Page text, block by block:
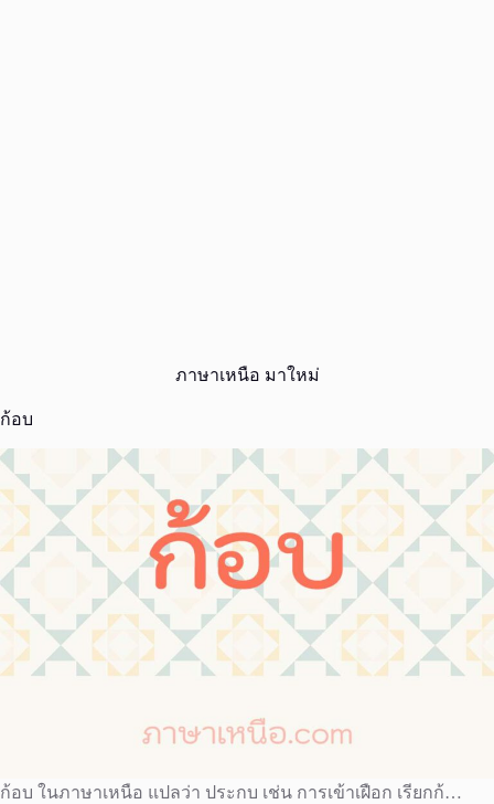
ภาษาเหนือ มาใหม่
ก้อบ
ก้อบ ในภาษาเหนือ แปลว่า ประกบ เช่น การเข้าเฝือก เรียกก้…